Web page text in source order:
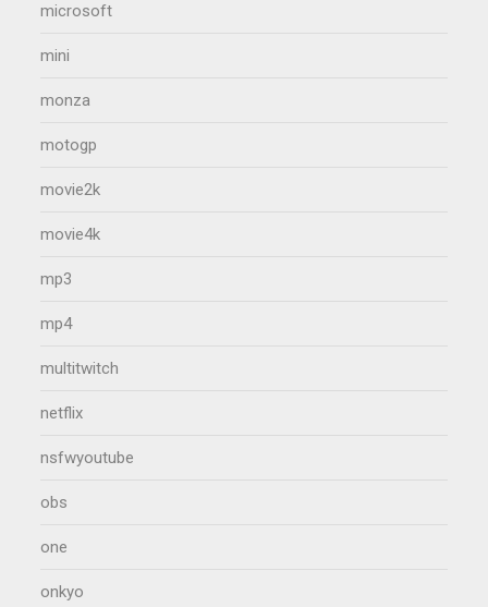
microsoft
mini
monza
motogp
movie2k
movie4k
mp3
mp4
multitwitch
netflix
nsfwyoutube
obs
one
onkyo